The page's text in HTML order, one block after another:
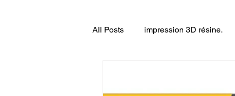
All Posts impression 3D résine.